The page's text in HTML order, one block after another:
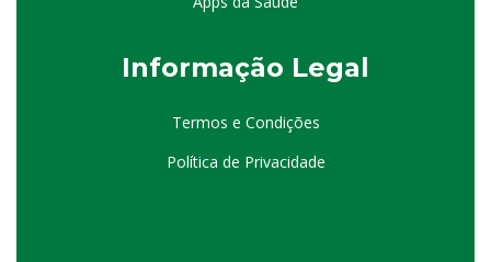
Informação Legal
Termos e Condições
Política de Privacidade